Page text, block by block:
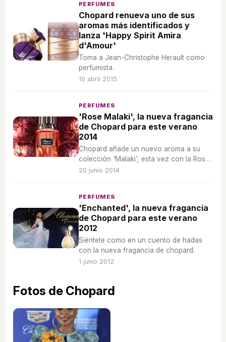
PERFUMES
Chopard renueva uno de sus
aromas más identificados y
lanza 'Happy Spirit Amira
d'Amour'
Toma a Jean-Christophe Herault como
perfumista.
10 abril 2015
PERFUMES
'Rose Malaki', la nueva fragancia
de Chopard para este verano
2014
Chopard añade un nuevo aroma a su
colección 'Malaki', esta vez con la Rosa
de Damasco como elemento
20 junio 2014
PERFUMES
'Enchanted', la nueva fragancia
de Chopard para este verano
2012
Siéntete como en un cuento de hadas
con la nueva fragancia de chopard.
1 junio 2012
Fotos de Chopard